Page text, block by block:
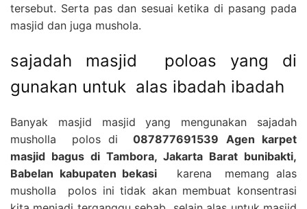
tersebut. Serta pas dan sesuai ketika di pasang pada
masjid dan juga mushola.
sajadah masjid poloas yang di
gunakan untuk alas ibadah ibadah
Banyak masjid masjid yang mengunakan sajadah
musholla polos di087877691539 Agen karpet
masjid bagus di Tambora, Jakarta Barat bunibakti,
Babelan kabupaten bekasi karena memang alas
musholla polos ini tidak akan membuat konsentrasi